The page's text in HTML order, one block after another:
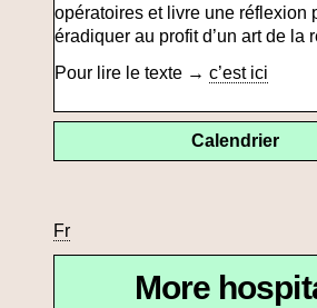
opératoires et livre une réflexion
éradiquer au profit d’un art de la
Pour lire le texte → c’est ici
Calendrier
Fr
More